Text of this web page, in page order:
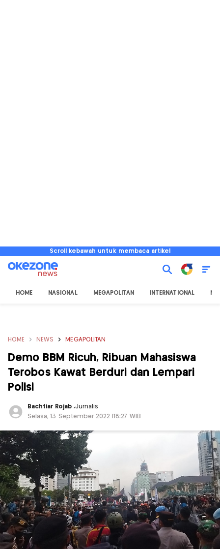
Scroll kebawah untuk membaca artikel
HOME NASIONAL MEGAPOLITAN INTERNATIONAL
HOME NEWS MEGAPOLITAN
Demo BBM Ricuh, Ribuan Mahasiswa
Terobos Kawat Berduri dan Lempari
Polisi
Bachtiar Rojab ,Jurnalis
Selasa, 13 September 2022 |18:27 WIB